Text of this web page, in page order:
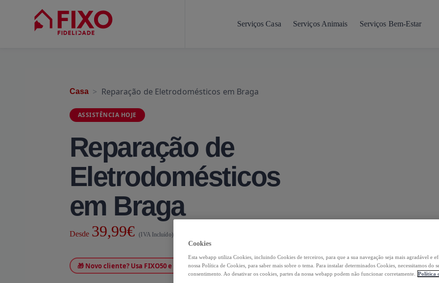
Serviços Casa Serviços Animais Serviços Bem-Estar
Casa Reparação de Eletrodomésticos em Braga
ASSISTÊNCIA HOJE
Reparação de
Eletrodomésticos
em Braga
Desde 39,99€(IVA Incluído)Serviço com Diagnóstico
🎁 Novo cliente? Usa FIXO50 e paga só 20,00€ no 1º pedido
Cookies
Esta webapp utiliza Cookies, incluindo Cookies de terceiros, para que a sua navegação seja mais agradável e
nossa Política de Cookies, para saber mais sobre o tema. Para instalar determinados Cookies, necessitamos do
consentimento. Ao desativar os cookies, partes da nossa webapp podem não funcionar corretamente.
Política